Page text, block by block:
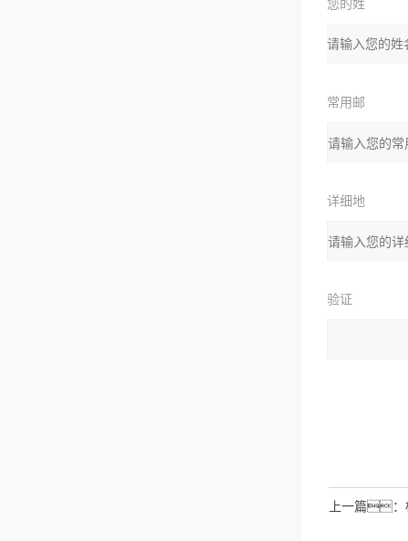
您的姓
名：
常用邮
箱：
详细地
址：
验证
上一篇：